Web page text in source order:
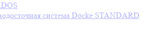
система Döcke STANDARD